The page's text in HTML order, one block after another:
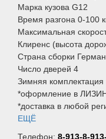
Марка кузова G12
Время разгона 0-100
Максимальная
Клиренс (высота
Страна сборки
Число дверей 4
Зимняя комплектация
*оформление в
*доставка в любой
ЕЩЁ
Телефон: 8-913-8-